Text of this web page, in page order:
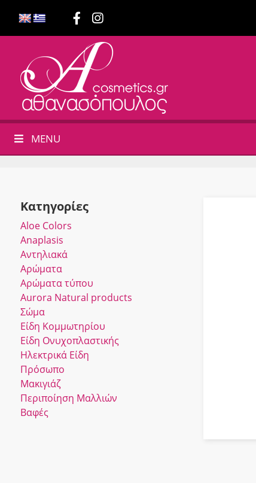
MENU
Κατηγορίες
Αloe Colors
Anaplasis
Αντηλιακά
Αρώματα
Αρώματα τύπου
Αurora Νatural products
Σώμα
Είδη Κομμωτηρίου
Είδη Ονυχοπλαστικής
Ηλεκτρικά Είδη
Πρόσωπο
Μακιγιάζ
Περιποίηση Μαλλιών
Βαφές